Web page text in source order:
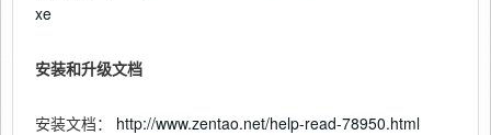
xe
安装和升级文档
安装文档： http://www.zentao.net/help-read-78950.html